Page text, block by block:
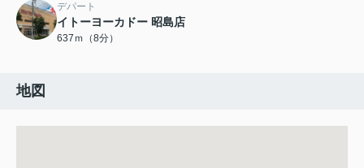
デパート
イトーヨーカドー 昭島店
637ｍ（8分）
地図